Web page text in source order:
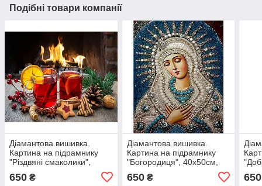
Подібні товари компанії
Діамантова вишивка.
Картина на підрамнику
"Різдвяні смаколики",
стрази
650 ₴
Діамантова вишивка.
Картина на підрамнику
"Богородиця", 40х50см,
650₴ 650